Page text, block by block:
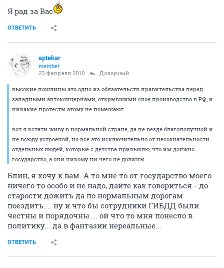
Я рад за Вас
ОТВЕТИТЬ
aptekar
member
23 февраля 2010 Дозорный
высокие пошлины это одно из обязательств правительства перед
западными автоконцернами, открывшими свое производство в РФ, и
никакие протесты этому не помешают.
вот я кстати живу в нормальной стране, да не везде благополучной и
не всюду устроеной, но все это исключительно от несознательности
отдельных людей, которые с детства привыклю, что им должно
государство, а они никому ни чего не должны
Блин, я хочу к вам. А то мне то от государство моего
ничего то особо и не надо, дайте как говориться - до
старости дожить да по нормальным дорогам
поездить.... ну и что бы сотрудники ГИБДД были
честны и порядочны.... ой что то мня понесло в
политику... да в фантазии нереальные...
ОТВЕТИТЬ